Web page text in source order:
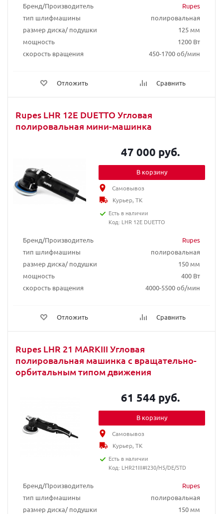
Бренд/Производитель
Rupes
тип шлифмашины
полировальная
размер диска/ подушки
125 мм
мощность
1200 Вт
скорость вращения
450-1700 об/мин
Отложить Сравнить
Rupes LHR 12E DUETTO Угловая
полировальная мини-машинка
Бренд/Производитель
Rupes
тип шлифмашины
полировальная
размер диска/ подушки
150 мм
мощность
400 Вт
скорость вращения
4000-5500 об/мин
Отложить Сравнить
47 000 руб.
В корзину
Самовывоз
Курьер, ТК
Есть в наличии
Код: LHR 12E DUETTO
Rupes LHR 21 MARKIII Угловая
полировальная машинка с вращательно-
орбитальным типом движения
Бренд/Производитель
Rupes
тип шлифмашины
полировальная
размер диска/ подушки
150 мм
61 544 руб.
В корзину
Самовывоз
Курьер, ТК
Есть в наличии
Код: LHR21III#I230/H5/DE/STD